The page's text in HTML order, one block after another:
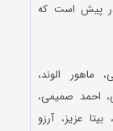
در پیش است که
ماهور الوند،
احمد صمیمی،
عزیز، آرزو